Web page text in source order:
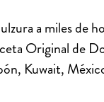
a miles de
Original de
Kuwait,